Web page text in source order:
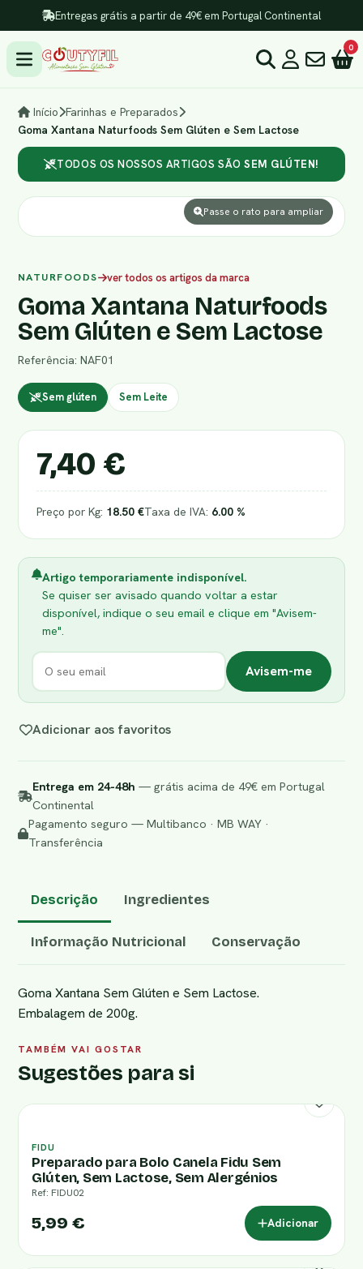
Entregas grátis a partir de 49€ em Portugal Continental
0
Início Farinhas e Preparados
Goma Xantana Naturfoods Sem Glúten e Sem Lactose
TODOS OS NOSSOS ARTIGOS SÃO SEM GLÚTEN!
Passe o rato para ampliar
NATURFOODS ver todos os artigos da marca
Goma Xantana Naturfoods
Sem Glúten e Sem Lactose
Referência: NAF01
Sem glúten Sem Leite
7,40 €
Preço por Kg: 18.50 €Taxa de IVA: 6.00 %
Artigo temporariamente indisponível.
Se quiser ser avisado quando voltar a estar
disponível, indique o seu email e clique em "Avisem-
me".
Avisem-me
Adicionar aos favoritos
Entrega em 24-48h — grátis acima de 49€ em Portugal
Continental
Pagamento seguro — Multibanco · MB WAY ·
Transferência
Descrição Ingredientes
Informação Nutricional Conservação
Goma Xantana Sem Glúten e Sem Lactose.
Embalagem de 200g.
TAMBÉM VAI GOSTAR
Sugestões para si
FIDU
Preparado para Bolo Canela Fidu Sem
Glúten, Sem Lactose, Sem Alergénios
Ref: FIDU02
5,99 € Adicionar